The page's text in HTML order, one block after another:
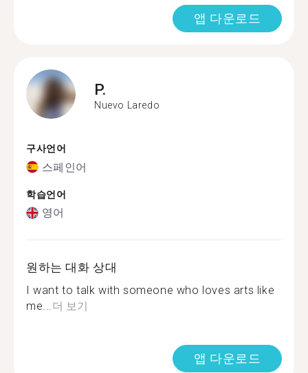
앱 다운로드
P.
Nuevo Laredo
구사언어
스페인어
학습언어
영어
원하는 대화 상대
I want to talk with someone who loves arts like
me...더 보기
앱 다운로드